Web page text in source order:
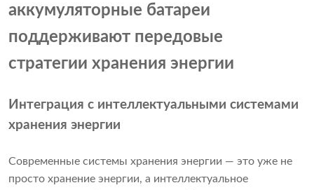
аккумуляторные батареи
поддерживают передовые
стратегии хранения энергии
Интеграция с интеллектуальными системами
хранения энергии
Современные системы хранения энергии — это уже не
просто хранение энергии, а интеллектуальное